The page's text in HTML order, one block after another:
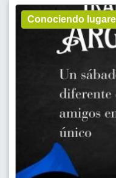
Conociendo